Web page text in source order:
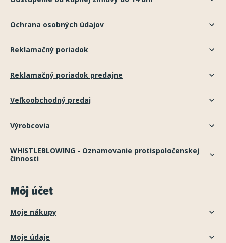
Ochrana osobných údajov
Reklamačný poriadok
Reklamačný poriadok predajne
Veľkoobchodný predaj
Výrobcovia
WHISTLEBLOWING - Oznamovanie protispoločenskej
činnosti
Môj účet
Moje nákupy
Moje údaje